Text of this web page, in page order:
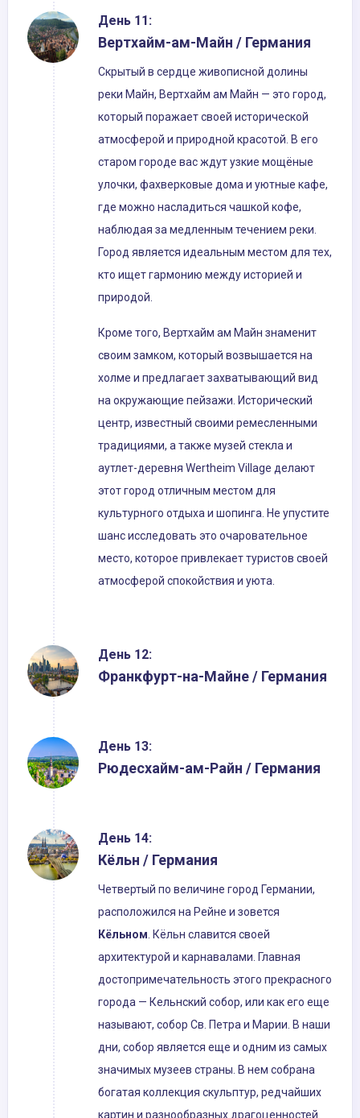
День 11:
Вертхайм-ам-Майн / Германия
Скрытый в сердце живописной долины
реки Майн, Вертхайм ам Майн — это город,
который поражает своей исторической
атмосферой и природной красотой. В его
старом городе вас ждут узкие мощёные
улочки, фахверковые дома и уютные кафе,
где можно насладиться чашкой кофе,
наблюдая за медленным течением реки.
Город является идеальным местом для тех,
кто ищет гармонию между историей и
природой.
Кроме того, Вертхайм ам Майн знаменит
своим замком, который возвышается на
холме и предлагает захватывающий вид
на окружающие пейзажи. Исторический
центр, известный своими ремесленными
традициями, а также музей стекла и
аутлет-деревня Wertheim Village делают
этот город отличным местом для
культурного отдыха и шопинга. Не упустите
шанс исследовать это очаровательное
место, которое привлекает туристов своей
атмосферой спокойствия и уюта.
День 12:
Франкфурт-на-Майне / Германия
День 13:
Рюдесхайм-ам-Райн / Германия
День 14:
Кёльн / Германия
Четвертый по величине город Германии,
расположился на Рейне и зовется
Кёльном. Кёльн славится своей
архитектурой и карнавалами. Главная
достопримечательность этого прекрасного
города — Кельнский собор, или как его еще
называют, собор Св. Петра и Марии. В наши
дни, собор является еще и одним из самых
значимых музеев страны. В нем собрана
богатая коллекция скульптур, редчайших
картин и разнообразных драгоценностей.